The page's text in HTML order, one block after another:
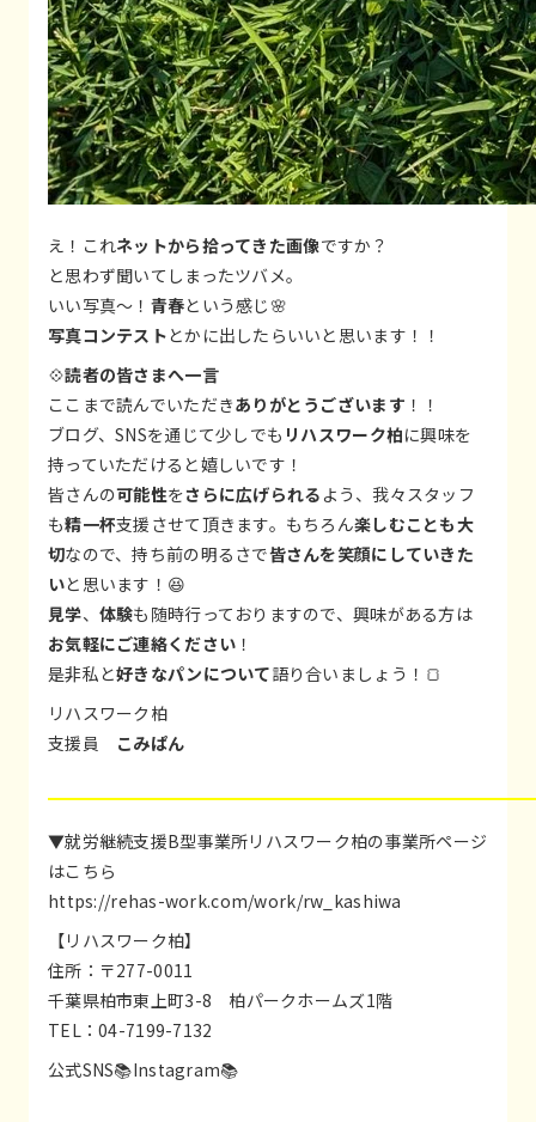
え！これネットから拾ってきた画像ですか？
と思わず聞いてしまったツバメ。
いい写真～！ 青春という感じ🌸
写真コンテストとかに出したらいいと思います！！
💠読者の皆さまへ一言
ここまで読んでいただきありがとうございます ！！
ブログ、SNSを通じて少しでも リハスワーク柏に興味を
持っていただけると嬉しいです！
皆さんの可能性をさらに広げられる よう、我々スタッフ
も精一杯支援させて頂きます。もちろん楽しむことも大
切なので、持ち前の明るさで皆さんを笑顔にしていきた
いと思います！😆
見学、 体験も随時行っておりますので、興味がある方は
お気軽にご連絡ください ！
是非私と好きなパンについて語り合いましょう！🍞
リハスワーク柏
支援員 こみぱん
▼就労継続支援B型事業所リハスワーク柏の事業所ページ
はこちら
https://rehas-work.com/work/rw_kashiwa
【リハスワーク柏】
住所：〒277-0011
千葉県柏市東上町3-8 柏パークホームズ1階
TEL：04-7199-7132
公式SNS📚Instagram📚